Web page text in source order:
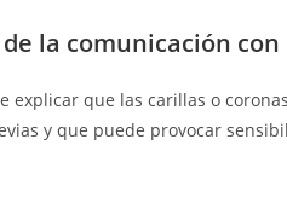
la comunicación
explicar que las carillas o
y que puede provocar